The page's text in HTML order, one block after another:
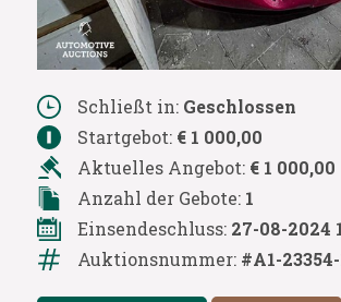
Schließt in: Geschlossen
Startgebot: € 1 000,00
Aktuelles Angebot: € 1 000,00
Anzahl der Gebote: 1
Einsendeschluss: 27-08-2024
Auktionsnummer: #A1-